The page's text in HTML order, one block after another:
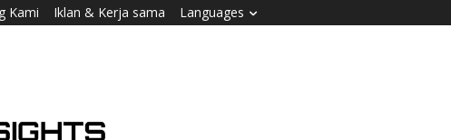
Kami Iklan & Kerja sama Languages